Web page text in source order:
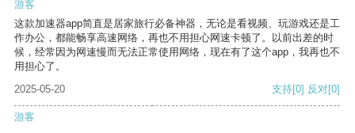
游客
这款加速器app简直是居家旅行必备神器，无论是看视频、玩游戏还是工
作办公，都能畅享高速网络，再也不用担心网速卡顿了。以前出差的时
候，经常因为网速慢而无法正常使用网络，现在有了这个app，我再也不
用担心了。
2025-05-20
支持[0] 反对[0]
游客